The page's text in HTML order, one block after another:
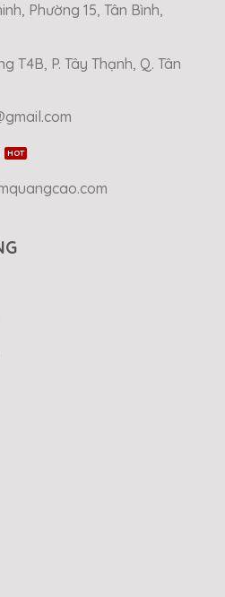
Phường 15, Tân Bình,
T4B, P. Tây Thạnh, Q. Tân